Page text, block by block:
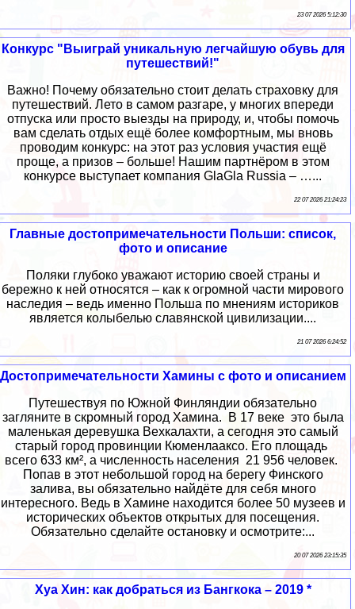
23 07 2026 5:12:30
Конкурс "Выиграй уникальную легчайшую обувь для
путешествий!"
Важно! Почему обязательно стоит делать страховку для
путешествий. Лето в самом разгаре, у многих впереди
отпуска или просто выезды на природу, и, чтобы помочь
вам сделать отдых ещё более комфортным, мы вновь
проводим конкурс: на этот раз условия участия ещё
проще, а призов – больше! Нашим партнёром в этом
конкурсе выступает компания GlaGla Russia – …...
22 07 2026 21:24:23
Главные достопримечательности Польши: список,
фото и описание
Поляки глубоко уважают историю своей страны и
бережно к ней относятся – как к огромной части мирового
наследия – ведь именно Польша по мнениям историков
является колыбелью славянской цивилизации....
21 07 2026 6:24:52
Достопримечательности Хамины с фото и описанием
Путешествуя по Южной Финляндии обязательно
загляните в скромный город Хамина. В 17 веке это была
маленькая деревушка Вехкалахти, а сегодня это самый
старый город провинции Кюменлааксо. Его площадь
всего 633 км², а численность населения 21 956 человек.
Попав в этот небольшой город на берегу Финского
залива, вы обязательно найдёте для себя много
интересного. Ведь в Хамине находится более 50 музеев и
исторических объектов открытых для посещения.
Обязательно сделайте остановку и осмотрите:...
20 07 2026 23:15:35
Хуа Хин: как добраться из Бангкока – 2019 *